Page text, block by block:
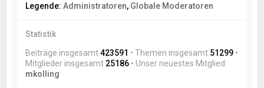
Legende:Administratoren, Globale Moderatoren
Statistik
Beiträge insgesamt423591 • Themen insgesamt 51299 •
Mitglieder insgesamt 25186 • Unser neuestes Mitglied:
mkolling